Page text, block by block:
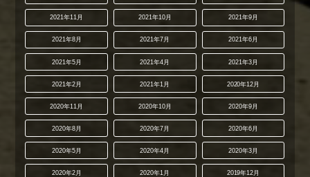
2021年11月 2021年10月 2021年9月
2021年8月 2021年7月 2021年6月
2021年5月 2021年4月 2021年3月
2021年2月 2021年1月 2020年12月
2020年11月 2020年10月 2020年9月
2020年8月 2020年7月 2020年6月
2020年5月 2020年4月 2020年3月
2020年2月 2020年1月 2019年12月